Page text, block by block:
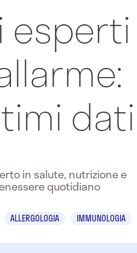
esperti
dati
in salute, nutrizione e
quotidiano
ALLERGOLOGIA IMMUNOLOGIA